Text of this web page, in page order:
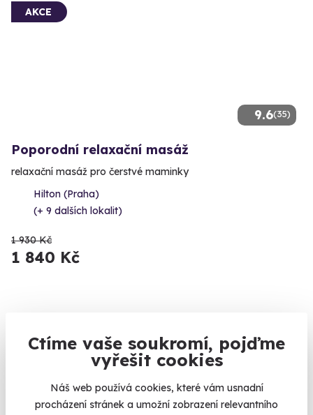
Ctíme vaše soukromí, pojďme
vyřešit cookies
Náš web používá cookies, které vám usnadní
procházení stránek a umožní zobrazení relevantního
9.6(35)
AKCE
Poporodní relaxační masáž
relaxační masáž pro čerstvé maminky
Hilton (Praha)
(+ 9 dalších lokalit)
1 930 Kč
1 840 Kč